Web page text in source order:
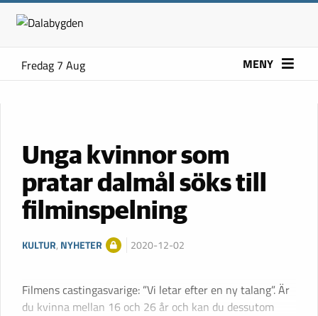
Fredag 7 Aug MENY
Unga kvinnor som
pratar dalmål söks till
filminspelning
KULTUR, NYHETER 2020-12-02
Filmens castingasvarige: ”Vi letar efter en ny talang”. Är
du kvinna mellan 16 och 26 år och kan du dessutom